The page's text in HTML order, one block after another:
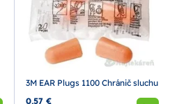
3M EAR Plugs 1100 Chránič sluchu
0,57 €